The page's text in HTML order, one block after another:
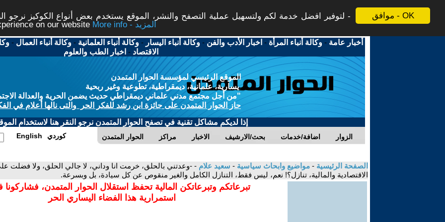
موافق - OK
لتوفير افضل خدمة لكم ولتسهيل عملية التصفح والنشر، الموقع يستخدم بعض أنواع الكوكيز نرجو
on our website
More info - المزيد
أخبار عامة -وكالة أنباء المرأة - اخبار الأدب والفن -وكالة أنباء اليسار -وكالة أنباء العلمانية -وكالة أنباء العمال -
الاقتصاد - اخبار الطب والعلوم
الموقع الرئيسي لمؤسسة الحوار المتمدن
يسارية، علمانية، ديمقراطية، تطوعية وغير ربحية
"من أجل مجتمع مدني علماني ديمقراطي حديث يضمن الحرية والعدالة
حاز الحوار المتمدن على جائزة ابن رشد للفكر الحر والتى نالها أعلام في
إذا لديكم مشاكل تقنية في تصفح الحوار المتمدن نرجو النقر هنا لاستخدام
الحوار المتمدن مراكز الاخبار بحث/الارشيف اضافة/خدمات الزوار English كوردي
الصفحة الرئيسية - مواضيع وابحاث سياسية - سعيد علام - -وعدتني بالحلق، خرمت انا وداني، لا جالي الحلق، ولا فضلت
الاقتصادية والمالية، تنازل؟! نعم، ليس فقط، التنازل الكامل والغير منقوص عن كل سيادة، بل وبسرعة.
تبرعاتكم وتبرعاتكن المالية تحفظ استقلال الحوار المتمدن،
استمرارية هذا الفضاء اليساري الحر